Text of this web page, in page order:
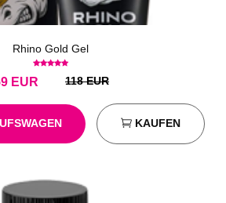
Rhino Gold Gel
EUR 118 EUR
KAUFEN